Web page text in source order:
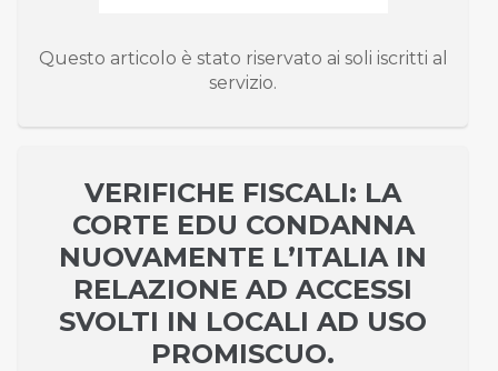
Questo articolo è stato riservato ai soli iscritti al
servizio.
VERIFICHE FISCALI: LA
CORTE EDU CONDANNA
NUOVAMENTE L’ITALIA IN
RELAZIONE AD ACCESSI
SVOLTI IN LOCALI AD USO
PROMISCUO.